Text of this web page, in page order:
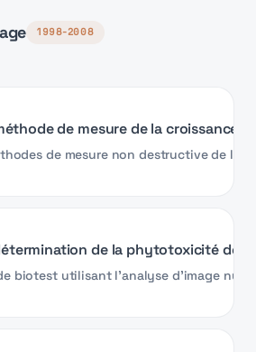
1998-2008
de mesure de la croissance
de mesure non destructive de la
de la phytotoxicité des
biotest utilisant l'analyse d'image